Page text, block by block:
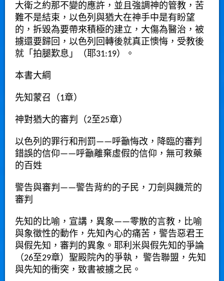
大衛之約那不變的應許，並且強調神的管教，苦
難不是結束，以色列與猶大在神手中是有盼望
的，拆毀為要帶來積極的建立，大傷為醫治，被
擄還要歸回，以色列回轉後就真正懊悔，受教後
就「拍腿歎息」（耶31:19）。
本書大綱
先知蒙召（1章）
神對猶大的審判（2至25章）
以色列的罪行和刑罰——呼籲悔改，降臨的審判
錯誤的信仰——呼籲離棄虛假的信仰，無可救藥
的百姓
警告與審判——警告背約的子民，刀劍與饑荒的
審判
先知的比喻，宣講，異象——零散的言教，比喻
與象徵性的動作，先知內心的痛苦，警告惡君王
與假先知，審判的異象。耶利米與假先知的爭論
（26至29章）聖殿院內的爭執， 警告聯盟，先知
與先知的衝突，致書被擄之民。